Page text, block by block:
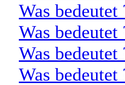
Was bedeutet
Was bedeutet
Was bedeutet
Was bedeutet